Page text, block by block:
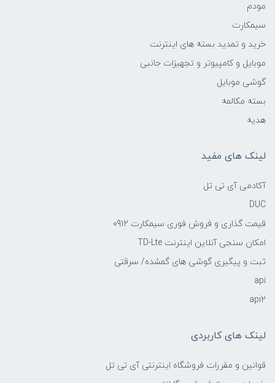
مودم
سیمکارت
خرید و تمدید بسته های اینترنت
موبایل و کامپیوتر و تجهیزات جانبی
گوشی موبایل
بسته مکالمه
هدیه
لینک های مفید
آکادمی آی تی تل
DUC
قیمت گذاری و فروش فوری سیمکارت 0912
امکان سنجی آنلاین اینترنت TD-Lte
ثبت و پیگیری گوشی های گمشده/ سرقتی
api
api2
لینک های کاربردی
قوانین و مقررات فروشگاه اینترنتی آی تی تل